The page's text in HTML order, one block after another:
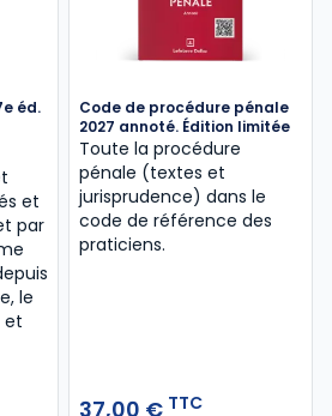
éd.
et
par
le
et
Code de procédure pénale
2027 annoté. Édition limitée
Toute la procédure
pénale (textes et
jurisprudence) dans le
code de référence des
praticiens.
37,00 € TTC